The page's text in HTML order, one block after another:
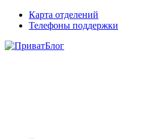
Карта отделений
Телефоны поддержки